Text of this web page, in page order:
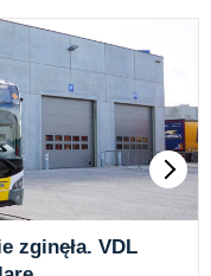
zginęła. VDL